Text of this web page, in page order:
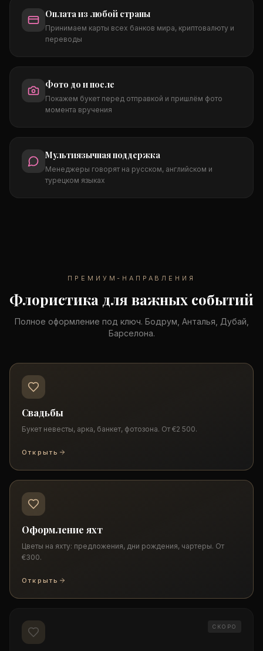
Оплата из любой страны
Принимаем карты всех банков мира, криптовалюту и
переводы
Фото до и после
Покажем букет перед отправкой и пришлём фото
момента вручения
Мультиязычная поддержка
Менеджеры говорят на русском, английском и
турецком языках
ПРЕМИУМ-НАПРАВЛЕНИЯ
Флористика для важных событий
Полное оформление под ключ. Бодрум, Анталья, Дубай,
Барселона.
Свадьбы
Букет невесты, арка, банкет, фотозона. От €2 500.
Открыть
Оформление яхт
Цветы на яхту: предложения, дни рождения, чартеры. От
€300.
Открыть
СКОРО